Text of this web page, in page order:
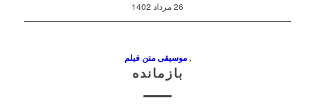
26 مرداد 1402
,موسیقی متن فیلم
بازمانده